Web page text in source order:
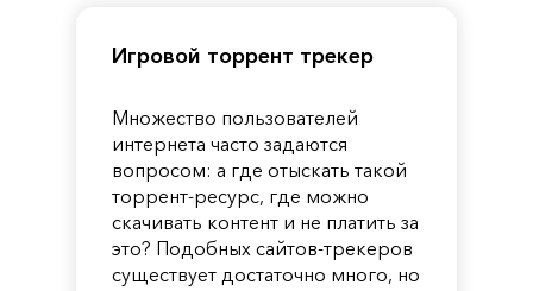
Игровой торрент трекер
Множество пользователей
интернета часто задаются
вопросом: а где отыскать такой
торрент-ресурс, где можно
скачивать контент и не платить за
это? Подобных сайтов-трекеров
существует достаточно много, но